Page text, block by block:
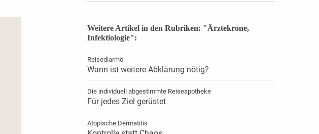
Weitere Artikel in den Rubriken: "Ärztekrone,
Infektiologie":
Reisediarrhö
Wann ist weitere Abklärung nötig?
Die individuell abgestimmte Reiseapotheke
Für jedes Ziel gerüstet
Atopische Dermatitis